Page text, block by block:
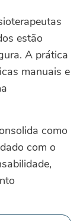
estão
A prática
manuais e
como
com o